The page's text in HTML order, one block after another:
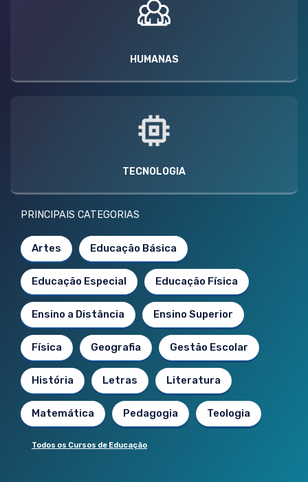
HUMANAS
TECNOLOGIA
PRINCIPAIS CATEGORIAS
Artes Educação Básica
Educação Especial Educação Física
Ensino a Distância Ensino Superior
Física Geografia Gestão Escolar
História Letras Literatura
Matemática Pedagogia Teologia
Todos os Cursos de Educação